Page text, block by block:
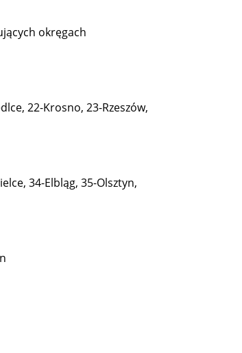
okręgach
22-Krosno, 23-Rzeszów,
34-Elbląg, 35-Olsztyn,